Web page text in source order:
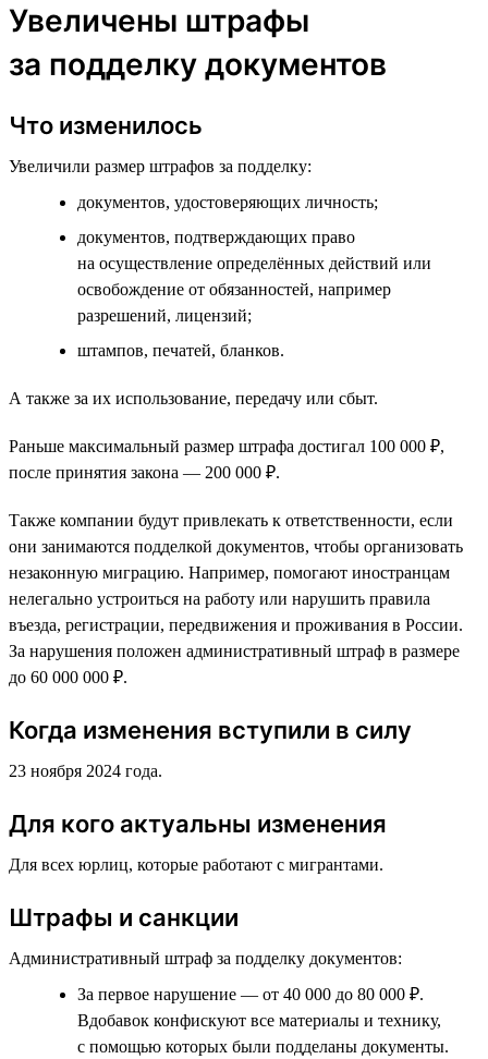
Увеличены штрафы
за подделку документов
Что изменилось
Увеличили размер штрафов за подделку:
документов, удостоверяющих личность;
документов, подтверждающих право
на осуществление определённых действий или
освобождение от обязанностей, например
разрешений, лицензий;
штампов, печатей, бланков.
А также за их использование, передачу или сбыт.
Раньше максимальный размер штрафа достигал 100 000 ₽,
после принятия закона — 200 000 ₽.
Также компании будут привлекать к ответственности, если
они занимаются подделкой документов, чтобы организовать
незаконную миграцию. Например, помогают иностранцам
нелегально устроиться на работу или нарушить правила
въезда, регистрации, передвижения и проживания в России.
За нарушения положен административный штраф в размере
до 60 000 000 ₽.
Когда изменения вступили в силу
23 ноября 2024 года.
Для кого актуальны изменения
Для всех юрлиц, которые работают с мигрантами.
Штрафы и санкции
Административный штраф за подделку документов:
За первое нарушение — от 40 000 до 80 000 ₽.
Вдобавок конфискуют все материалы и технику,
с помощью которых были подделаны документы.